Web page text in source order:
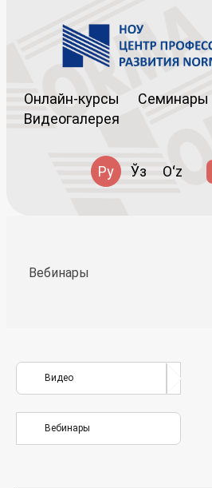
Онлайн-курсы Семинары
Видеогалерея
Ру Ўз Oʻz
Вебинары
Видео
Вебинары